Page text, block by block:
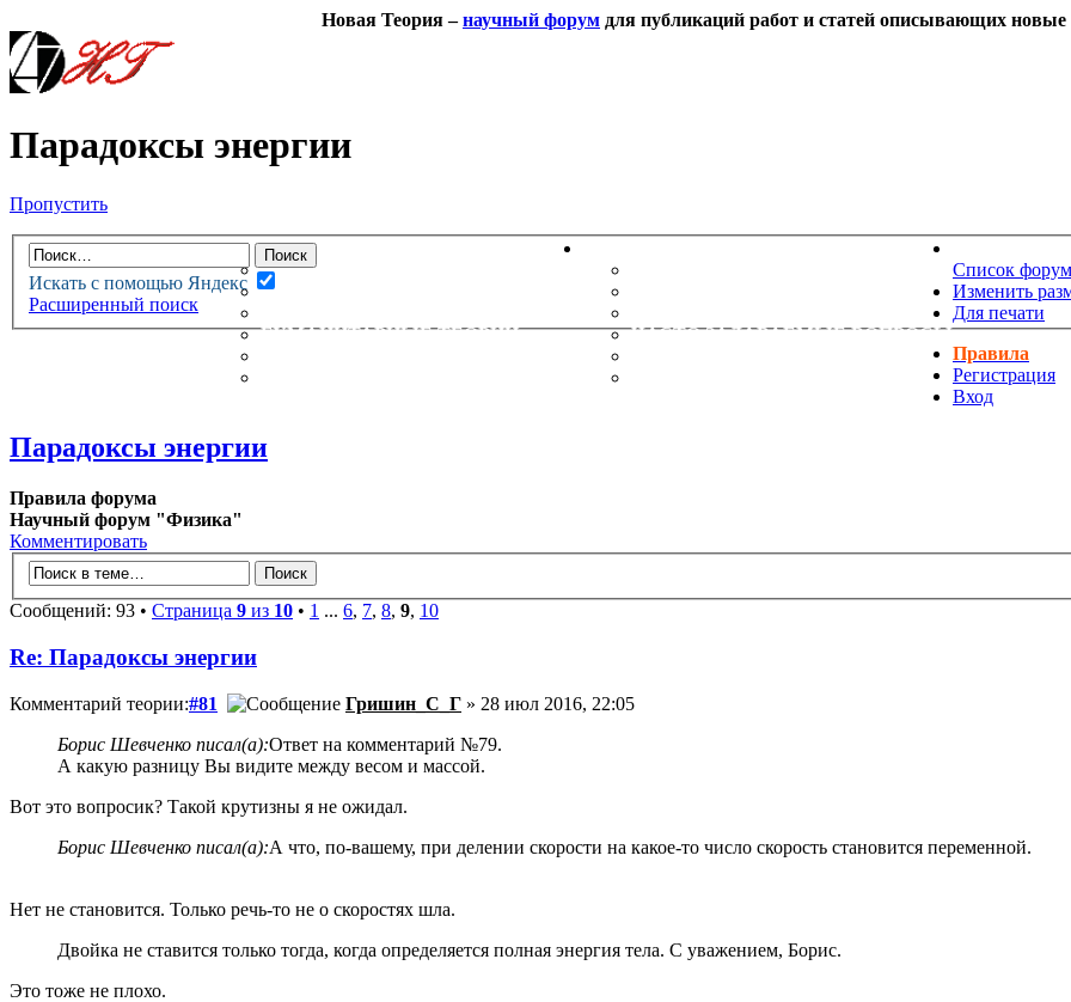
Новая Теория –научный форум для публикаций работ и статей описывающих новые
Парадоксы энергии
Пропустить
Искать с помощью Яндекс
Расширенный поиск
НОВАЯ ТЕОРИЯФОРУМ
НОВЫЕ СООБЩЕНИЯ
НЕПРОЧИТАННЫЕ СООБЩЕНИЯ
ГУМАНИТАРНЫЕ ТЕОРИИ
ЧАСТО ЗАДАВАЕМЫЕ ВОПРОСЫ
Список
Изменить
Для печати
Правила
Регистрация
Вход
Парадоксы энергии
Правила форума
Научный форум "Физика"
Комментировать
Сообщений: 93 • Страница 9 из 10 • 1 ... 6, 7, 8, 9, 10
Re: Парадоксы энергии
Комментарий теории:#81 Гришин_С_Г » 28 июл 2016, 22:05
Борис Шевченко писал(а):Ответ на комментарий №79.
А какую разницу Вы видите между весом и массой.
Вот это вопросик? Такой крутизны я не ожидал.
Борис Шевченко писал(а):А что, по-вашему, при делении скорости на какое-то число скорость становится переменной.
Нет не становится. Только речь-то не о скоростях шла.
Двойка не ставится только тогда, когда определяется полная энергия тела. С уважением, Борис.
Это тоже не плохо.